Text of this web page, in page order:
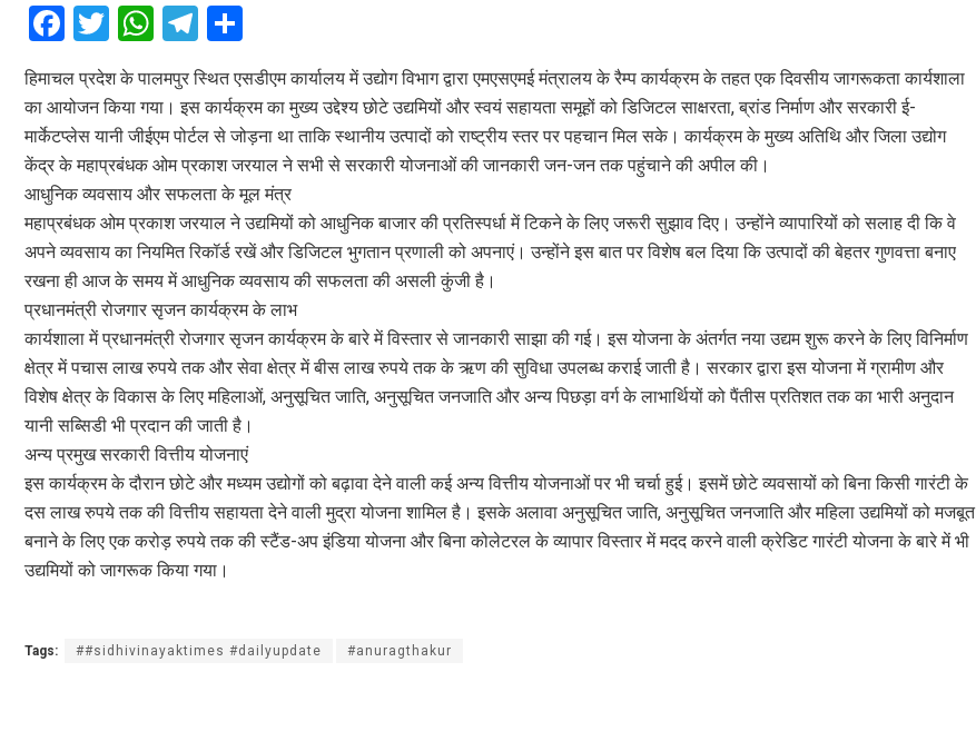
F
ce
b
o
o
k
T
wi
tt
er
W
at
s
A
p
p
T
el
e
gr
a
m
ar
e
हिमाचल प्रदेश के पालमपुर स्थित एसडीएम कार्यालय में उद्योग विभाग द्वारा एमएसएमई मंत्रालय के रैम्प कार्यक्रम के तहत एक दिवसीय जागरूकता कार्यशाला
का आयोजन किया गया। इस कार्यक्रम का मुख्य उद्देश्य छोटे उद्यमियों और स्वयं सहायता समूहों को डिजिटल साक्षरता, ब्रांड निर्माण और सरकारी ई-
मार्केटप्लेस यानी जीईएम पोर्टल से जोड़ना था ताकि स्थानीय उत्पादों को राष्ट्रीय स्तर पर पहचान मिल सके। कार्यक्रम के मुख्य अतिथि और जिला उद्योग
केंद्र के महाप्रबंधक ओम प्रकाश जरयाल ने सभी से सरकारी योजनाओं की जानकारी जन-जन तक पहुंचाने की अपील की।
आधुनिक व्यवसाय और सफलता के मूल मंत्र
महाप्रबंधक ओम प्रकाश जरयाल ने उद्यमियों को आधुनिक बाजार की प्रतिस्पर्धा में टिकने के लिए जरूरी सुझाव दिए। उन्होंने व्यापारियों को सलाह दी कि वे
अपने व्यवसाय का नियमित रिकॉर्ड रखें और डिजिटल भुगतान प्रणाली को अपनाएं। उन्होंने इस बात पर विशेष बल दिया कि उत्पादों की बेहतर गुणवत्ता बनाए
रखना ही आज के समय में आधुनिक व्यवसाय की सफलता की असली कुंजी है।
प्रधानमंत्री रोजगार सृजन कार्यक्रम के लाभ
कार्यशाला में प्रधानमंत्री रोजगार सृजन कार्यक्रम के बारे में विस्तार से जानकारी साझा की गई। इस योजना के अंतर्गत नया उद्यम शुरू करने के लिए विनिर्माण
क्षेत्र में पचास लाख रुपये तक और सेवा क्षेत्र में बीस लाख रुपये तक के ऋण की सुविधा उपलब्ध कराई जाती है। सरकार द्वारा इस योजना में ग्रामीण और
विशेष क्षेत्र के विकास के लिए महिलाओं, अनुसूचित जाति, अनुसूचित जनजाति और अन्य पिछड़ा वर्ग के लाभार्थियों को पैंतीस प्रतिशत तक का भारी अनुदान
यानी सब्सिडी भी प्रदान की जाती है।
अन्य प्रमुख सरकारी वित्तीय योजनाएं
इस कार्यक्रम के दौरान छोटे और मध्यम उद्योगों को बढ़ावा देने वाली कई अन्य वित्तीय योजनाओं पर भी चर्चा हुई। इसमें छोटे व्यवसायों को बिना किसी गारंटी के
दस लाख रुपये तक की वित्तीय सहायता देने वाली मुद्रा योजना शामिल है। इसके अलावा अनुसूचित जाति, अनुसूचित जनजाति और महिला उद्यमियों को मजबूत
बनाने के लिए एक करोड़ रुपये तक की स्टैंड-अप इंडिया योजना और बिना कोलेटरल के व्यापार विस्तार में मदद करने वाली क्रेडिट गारंटी योजना के बारे में भी
उद्यमियों को जागरूक किया गया।
Tags: ##sidhivinayaktimes #dailyupdate #anuragthakur